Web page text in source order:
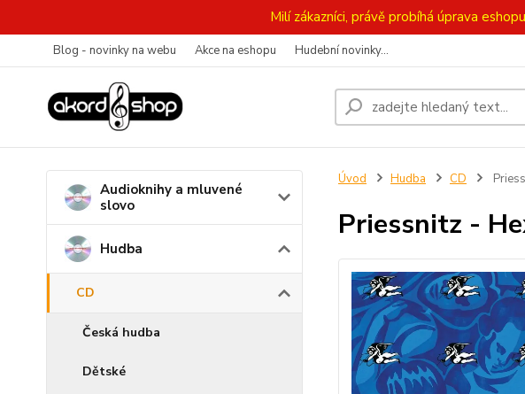
Milí zákazníci, právě probíhá úprava
Blog - novinky na webu Akce na eshopu Hudební novinky...
Audioknihy a mluvené
slovo
Hudba
CD
Česká hudba
Dětské
Úvod Hudba CD
Priessnitz -